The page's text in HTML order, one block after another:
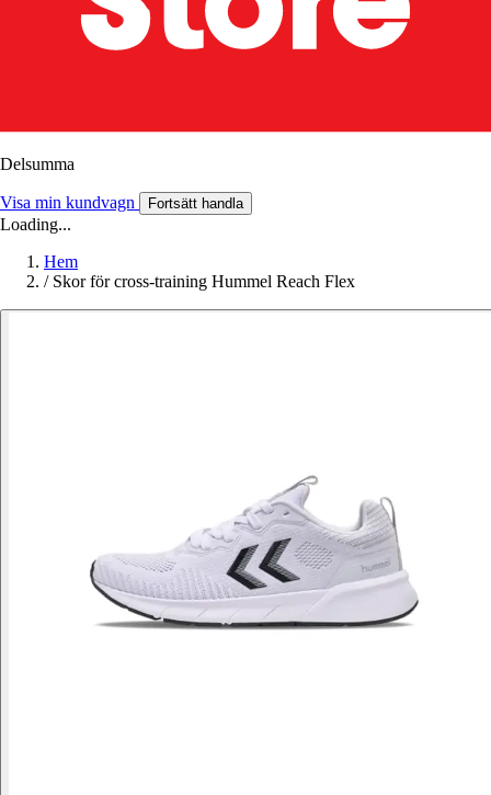
Delsumma
Visa min kundvagn Fortsätt handla
Loading...
Hem
/ Skor för cross-training Hummel Reach Flex